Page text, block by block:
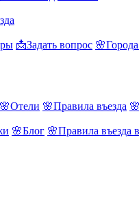
📩Задать вопрос
🌸Отели 🌸Правила въезда
🌸Блог 🌸Правила въезда